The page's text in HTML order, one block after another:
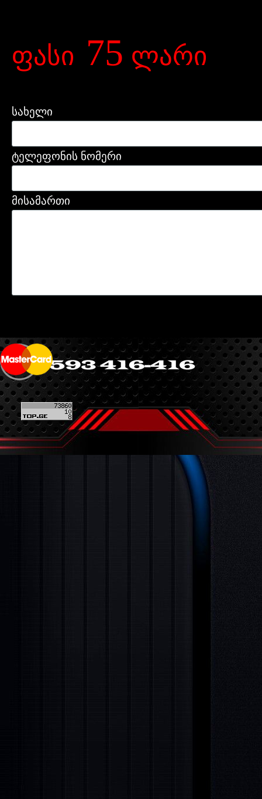
ფასი 75 ლარი
სახელი
ტელეფონის ნომერი
მისამართი